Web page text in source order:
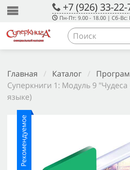
+7 (926) 33-
Пн-Пт: 9.00 - 18.00 | Сб-
Главная / Каталог /
Суперкниги 1: Модуль 9
языке)
Рекомендуемое